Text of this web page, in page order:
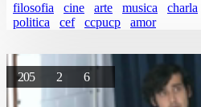
filosofia cine arte musica charla
politica
cef ccpucp amor
205 2 6